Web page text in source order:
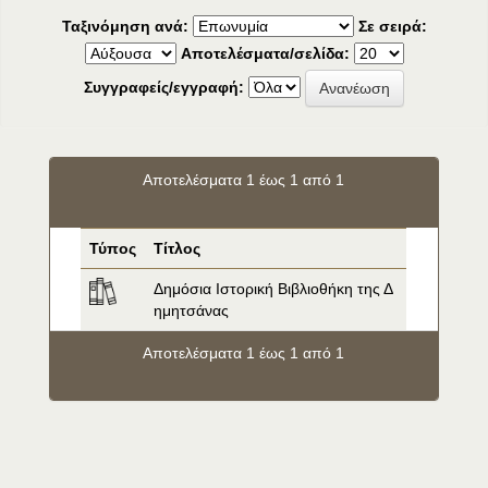
Ταξινόμηση ανά:
Σε σειρά:
Αποτελέσματα/σελίδα:
Συγγραφείς/εγγραφή:
Αποτελέσματα 1 έως 1 από 1
Τύπος Τίτλος
Δημόσια Ιστορική Βιβλιοθήκη της Δ
ημητσάνας
Αποτελέσματα 1 έως 1 από 1